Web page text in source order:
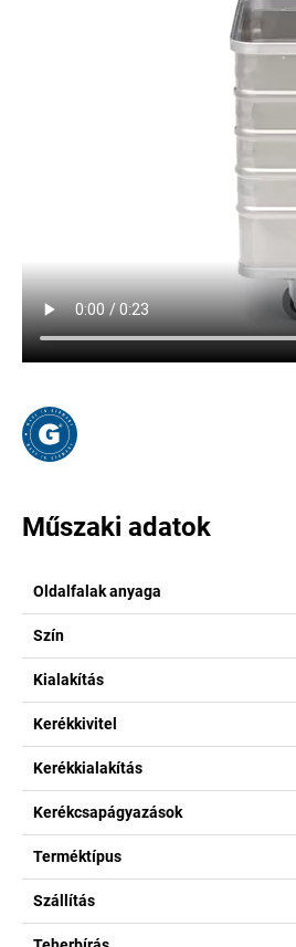
Műszaki adatok
Oldalfalak anyaga
Szín
Kialakítás
Kerékkivitel
Kerékkialakítás
Kerékcsapágyazások
Terméktípus
Szállítás